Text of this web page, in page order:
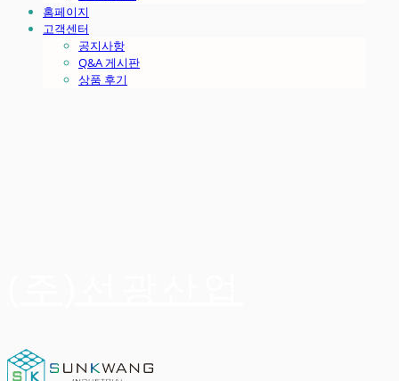
홈페이지
고객센터
공지사항
Q&A 게시판
상품 후기